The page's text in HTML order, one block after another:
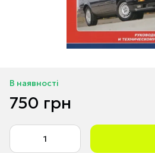
В наявності
750 грн